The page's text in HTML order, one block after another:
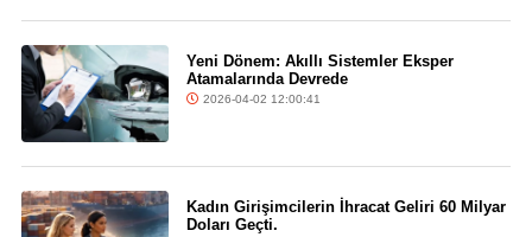
Yeni Dönem: Akıllı Sistemler Eksper
Atamalarında Devrede
2026-04-02 12:00:41
Kadın Girişimcilerin İhracat Geliri 60 Milyar
Doları Geçti.